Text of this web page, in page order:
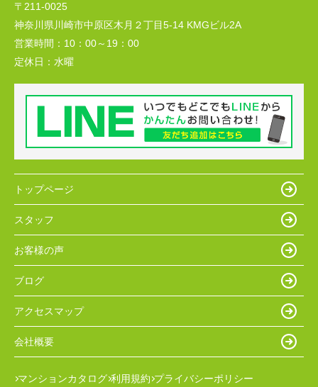
〒211-0025
神奈川県川崎市中原区木月２丁目5-14 KMGビル2A
営業時間： 10：00～19：00
定休日： 水曜
トップページ
スタッフ
お客様の声
ブログ
アクセスマップ
会社概要
マンションカタログ 利用規約 プライバシーポリシー